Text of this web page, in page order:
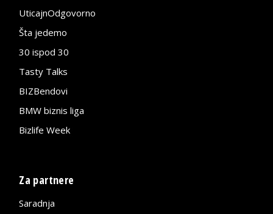
UticajnOdgovorno
Šta jedemo
30 ispod 30
Tasty Talks
BIZBendovi
BMW biznis liga
Bizlife Week
Za partnere
Saradnja